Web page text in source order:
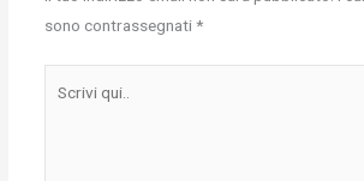
sono contrassegnati*